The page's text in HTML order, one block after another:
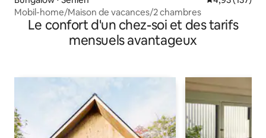
Mobil-home/Maison de vacances/2 chambres
Le confort d'un chez-soi et des tarifs
mensuels avantageux